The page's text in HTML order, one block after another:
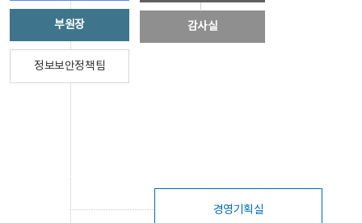
부원장
정보보안정책팀
감사실
경영기획실